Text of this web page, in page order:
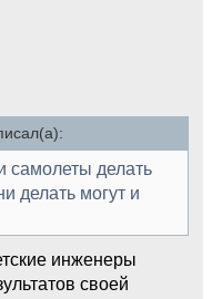
самолеты делать
делать могут и
инженеры
своей